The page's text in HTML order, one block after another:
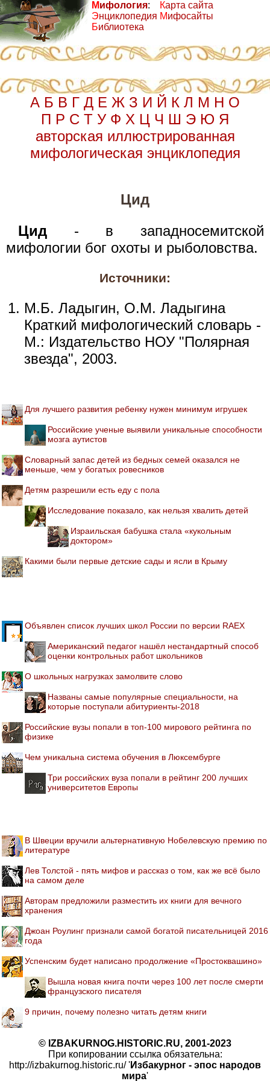
Мифология:
Энциклопедия
Библиотека
Карта сайта
Мифосайты
А Б В Г Д Е Ж З И Й К Л М Н О
П Р С Т У Ф Х Ц Ч Ш Э Ю Я
авторская иллюстрированная
мифологическая энциклопедия
Цид
Цид - в западносемитской
мифологии бог охоты и рыболовства.
Источники:
М.Б. Ладыгин, О.М. Ладыгина
Краткий мифологический словарь -
М.: Издательство НОУ "Полярная
звезда", 2003.
Для лучшего развития ребенку нужен минимум игрушек
Российские ученые выявили уникальные способности
мозга аутистов
Словарный запас детей из бедных семей оказался не
меньше, чем у богатых ровесников
Детям разрешили есть еду с пола
Исследование показало, как нельзя хвалить детей
Израильская бабушка стала «кукольным
доктором»
Какими были первые детские сады и ясли в Крыму
Объявлен список лучших школ России по версии RAEX
Американский педагог нашёл нестандартный способ
оценки контрольных работ школьников
О школьных нагрузках замолвите слово
Названы самые популярные специальности, на
которые поступали абитуриенты-2018
Российские вузы попали в топ-100 мирового рейтинга по
физике
Чем уникальна система обучения в Люксембурге
Три российских вуза попали в рейтинг 200 лучших
университетов Европы
В Швеции вручили альтернативную Нобелевскую премию по
литературе
Лев Толстой - пять мифов и рассказ о том, как же всё было
на самом деле
Авторам предложили разместить их книги для вечного
хранения
Джоан Роулинг признали самой богатой писательницей 2016
года
Успенским будет написано продолжение «Простоквашино»
Вышла новая книга почти через 100 лет после смерти
французского писателя
9 причин, почему полезно читать детям книги
© IZBAKURNOG.HISTORIC.RU, 2001-2023
При копировании ссылка обязательна:
http://izbakurnog.historic.ru/ 'Избакурног - эпос народов
мира'